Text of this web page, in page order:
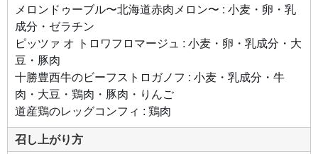
まま
で
も、
パン
を添
えて
も、
おい
しく
召し
上が
りい
けま
す。
メロンドゥーブル〜北海道赤肉メロン〜 : 小麦・卵・乳
成分・ゼラチン
ピッツァ オ トロワフロマージュ : 小麦・卵・乳成分・大
豆・豚肉
十勝豊西牛のビーフストロガノフ : 小麦・乳成分・牛
肉・大豆・鶏肉・豚肉・りんご
道産鶏のレッグコンフィ : 鶏肉
召し上がり方